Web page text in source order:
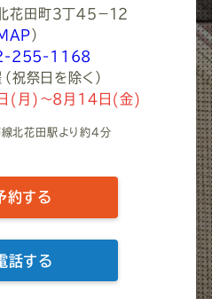
田町３丁４５−１２
）
255-1168
祝祭日を除く）
(月)～8月14日(金)
線北花田駅より約4分
約する
話する